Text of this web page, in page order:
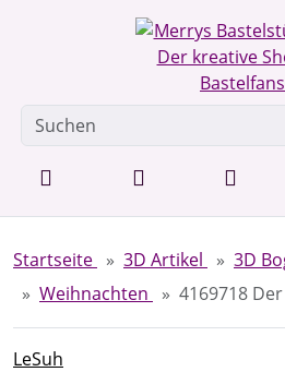
Sprungnavigation
Springe zur Navigation
Startseite 3D Artikel
3D
Weihnachten
4169718
LeSuh